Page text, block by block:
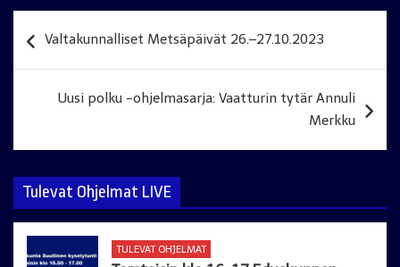
selaus
Valtakunnalliset Metsäpäivät 26.–27.10.2023
Uusi polku -ohjelmasarja: Vaatturin tytär Annuli
Merkku
Tulevat Ohjelmat LIVE
TULEVAT OHJELMAT